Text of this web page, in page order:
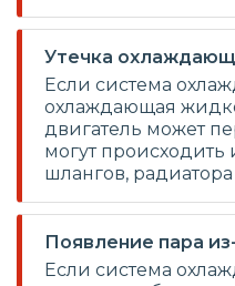
Утечка
Если система
охлаждающая
двигатель может
могут
шлангов,
Появление пара
Если система